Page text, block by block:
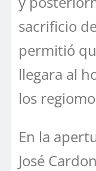
sacrificio
permitió
llegara al
los
En la
José